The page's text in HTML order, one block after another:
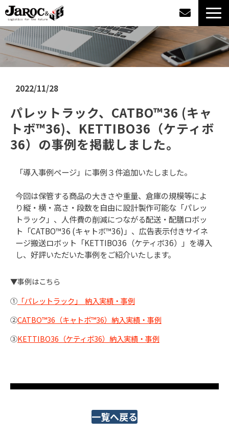
製品情報
導入事例
カタログダウンロード
オンラインショップ
2022/11/28
パレットラック、CATBO™36 (キャ
トボ™36)、KETTIBO36（ケティボ
36）の事例を掲載しました。
「導入事例ページ」に事例３件追加いたしました。
今回は保管する商品の大きさや重量、倉庫の規模等によ
り縦・横・高さ・段数を自由に設計製作可能な「パレッ
トラック」、人件費の削減につながる配送・配膳ロボッ
ト「CATBO™36 (キャトボ™36)」、広告表示付きサイネ
ージ搬送ロボット「KETTIBO36（ケティボ36）」を導入
し、好評いただいた事例をご紹介いたします。
▼事例はこちら
① 「パレットラック」 納入実績・事例
②CATBO™36（キャトボ™36）納入実績・事例
③KETTIBO36（ケティボ36）納入実績・事例
一覧へ戻る